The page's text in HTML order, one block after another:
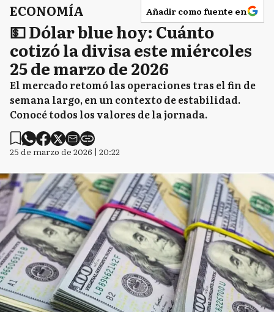
ECONOMÍA Añadir como fuente en
💵 Dólar blue hoy: Cuánto
cotizó la divisa este miércoles
25 de marzo de 2026
El mercado retomó las operaciones tras el fin de
semana largo, en un contexto de estabilidad.
Conocé todos los valores de la jornada.
25 de marzo de 2026 | 20:22